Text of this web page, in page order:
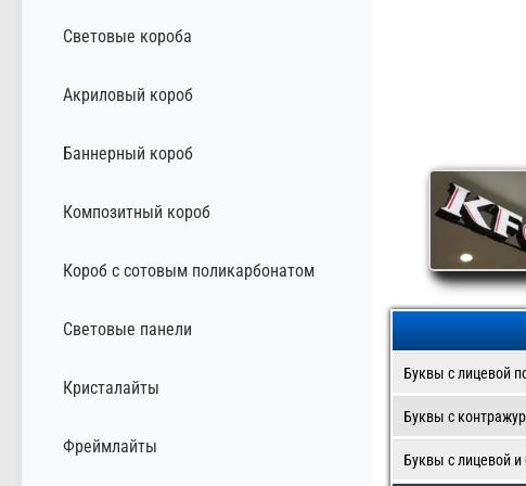
Световые короба
Акриловый короб
Баннерный короб
Композитный короб
Короб с сотовым поликарбонатом
Световые панели
Кристалайты
Фреймлайты
Буквы с лицевой
Буквы с
Буквы с лицевой